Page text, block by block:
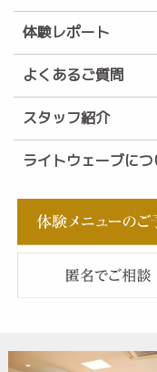
体験レポート
よくあるご質問
スタッフ紹介
ライトウェーブに